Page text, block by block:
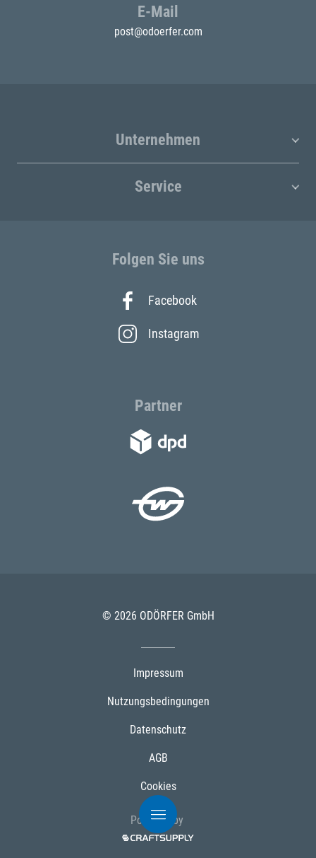
E-Mail
post@odoerfer.com
Unternehmen
Service
Folgen Sie uns
Facebook
Instagram
Partner
© 2026 ODÖRFER GmbH
Impressum
Nutzungsbedingungen
Datenschutz
AGB
Cookies
Powered by